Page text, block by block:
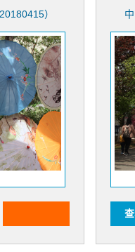
）